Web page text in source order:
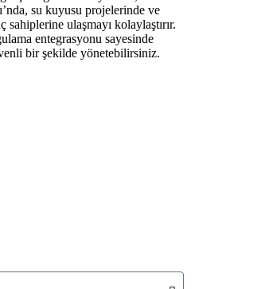
su kuyusu projelerinde ve
sahiplerine ulaşmayı kolaylaştırır.
entegrasyonu sayesinde
bir şekilde yönetebilirsiniz.